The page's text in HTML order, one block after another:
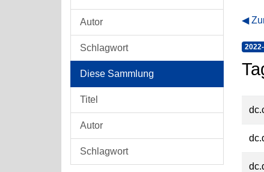
Autor
Schlagwort
Diese Sammlung
Titel
Autor
Schlagwort